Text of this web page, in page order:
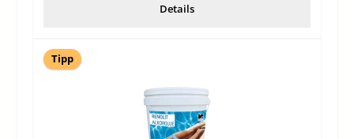
Details
Tipp